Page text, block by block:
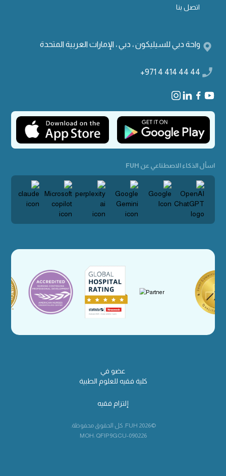
اتصل بنا
واحة دبي للسيليكون ، دبي ، الإمارات العربية المتحدة
+971 4 414 44 44
اسأل الذكاء الاصطناعي عن FUH
عضو في
كلية فقيه للعلوم الطبية
إلتزام فقيه
©2026 FUH. كل الحقوق محفوظة.
MOH: QFIP9GCU-090226